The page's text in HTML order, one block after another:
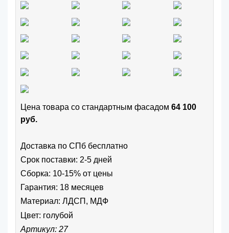
Цена товара cо стандартным фасадом 64 100
руб.
Доставка по СПб бесплатно
Срок поставки: 2-5 дней
Сборка: 10-15% от цены
Гарантия: 18 месяцев
Материал: ЛДСП, МДФ
Цвет: голубой
Артикул: 27